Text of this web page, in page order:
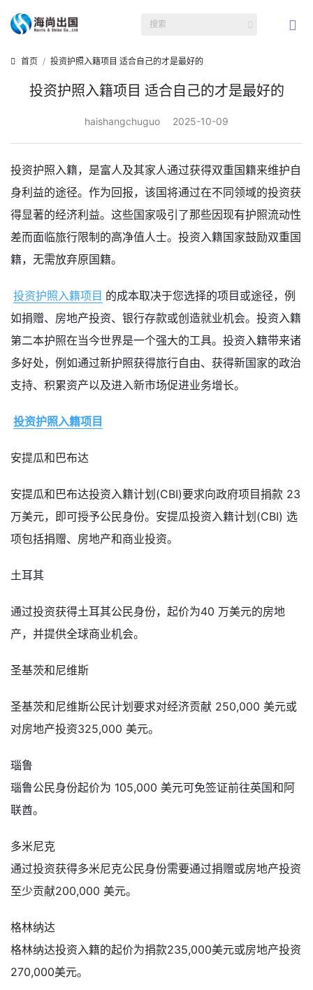
首页 投资护照入籍项目 适合自己的才是最好的
投资护照入籍项目 适合自己的才是最好的
haishangchuguo 2025-10-09
投资护照入籍，是富人及其家人通过获得双重国籍来维护自
身利益的途径。作为回报，该国将通过在不同领域的投资获
得显著的经济利益。这些国家吸引了那些因现有护照流动性
差而面临旅行限制的高净值人士。投资入籍国家鼓励双重国
籍，无需放弃原国籍。
投资护照入籍项目 的成本取决于您选择的项目或途径，例
如捐赠、房地产投资、银行存款或创造就业机会。投资入籍
第二本护照在当今世界是一个强大的工具。投资入籍带来诸
多好处，例如通过新护照获得旅行自由、获得新国家的政治
支持、积累资产以及进入新市场促进业务增长。
投资护照入籍项目
安提瓜和巴布达
安提瓜和巴布达投资入籍计划(CBI)要求向政府项目捐款 23
万美元，即可授予公民身份。安提瓜投资入籍计划(CBI) 选
项包括捐赠、房地产和商业投资。
土耳其
通过投资获得土耳其公民身份，起价为40 万美元的房地
产，并提供全球商业机会。
圣基茨和尼维斯
圣基茨和尼维斯公民计划要求对经济贡献 250,000 美元或
对房地产投资325,000 美元。
瑙鲁
瑙鲁公民身份起价为 105,000 美元可免签证前往英国和阿
联酋。
多米尼克
通过投资获得多米尼克公民身份需要通过捐赠或房地产投资
至少贡献200,000 美元。
格林纳达
格林纳达投资入籍的起价为捐款235,000美元或房地产投资
270,000美元。